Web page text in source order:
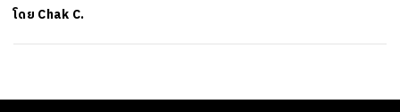
โดย Chak C.